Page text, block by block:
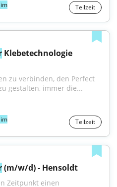
Teilzeit
Klebetechnologie
zu verbinden, den Perfect
gestalten, immer die...
Teilzeit
(m/w/d) - Hensoldt